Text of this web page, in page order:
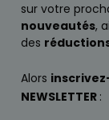
sur votre
nouveautés,
des
Alors
NEWSLETTER :